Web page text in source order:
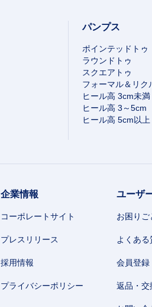
パンプス
ポインテッドトゥ
ラウンドトゥ
スクエアトゥ
フォーマル＆リク
ヒール高 3cm未満
ヒール高 3～5cm
ヒール高 5cm以上
企業情報
コーポレートサイト
プレスリリース
採用情報
プライバシーポリシー
ユーザ
お困りご
よくある
会員登録
返品・交